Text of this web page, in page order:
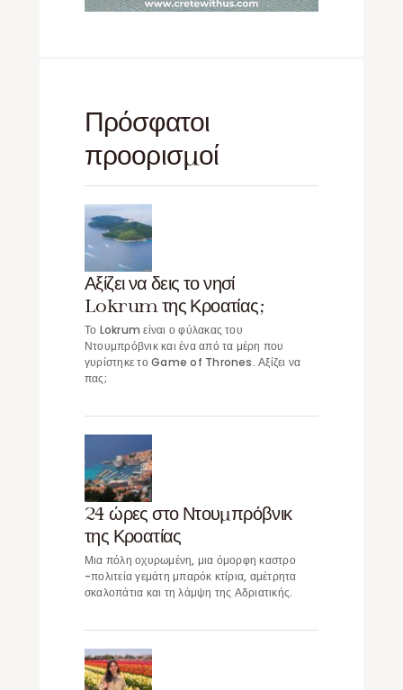
Πρόσφατοι
προορισμοί
Αξίζει να δεις το νησί
Lokrum της Κροατίας;
Το Lokrum είναι ο φύλακας του
Ντουμπρόβνικ και ένα από τα μέρη που
γυρίστηκε το Game of Thrones. Αξίζει να
πας;
24 ώρες στο Ντουμπρόβνικ
της Κροατίας
Μια πόλη οχυρωμένη, μια όμορφη καστρο
-πολιτεία γεμάτη μπαρόκ κτίρια, αμέτρητα
σκαλοπάτια και τη λάμψη της Αδριατικής.